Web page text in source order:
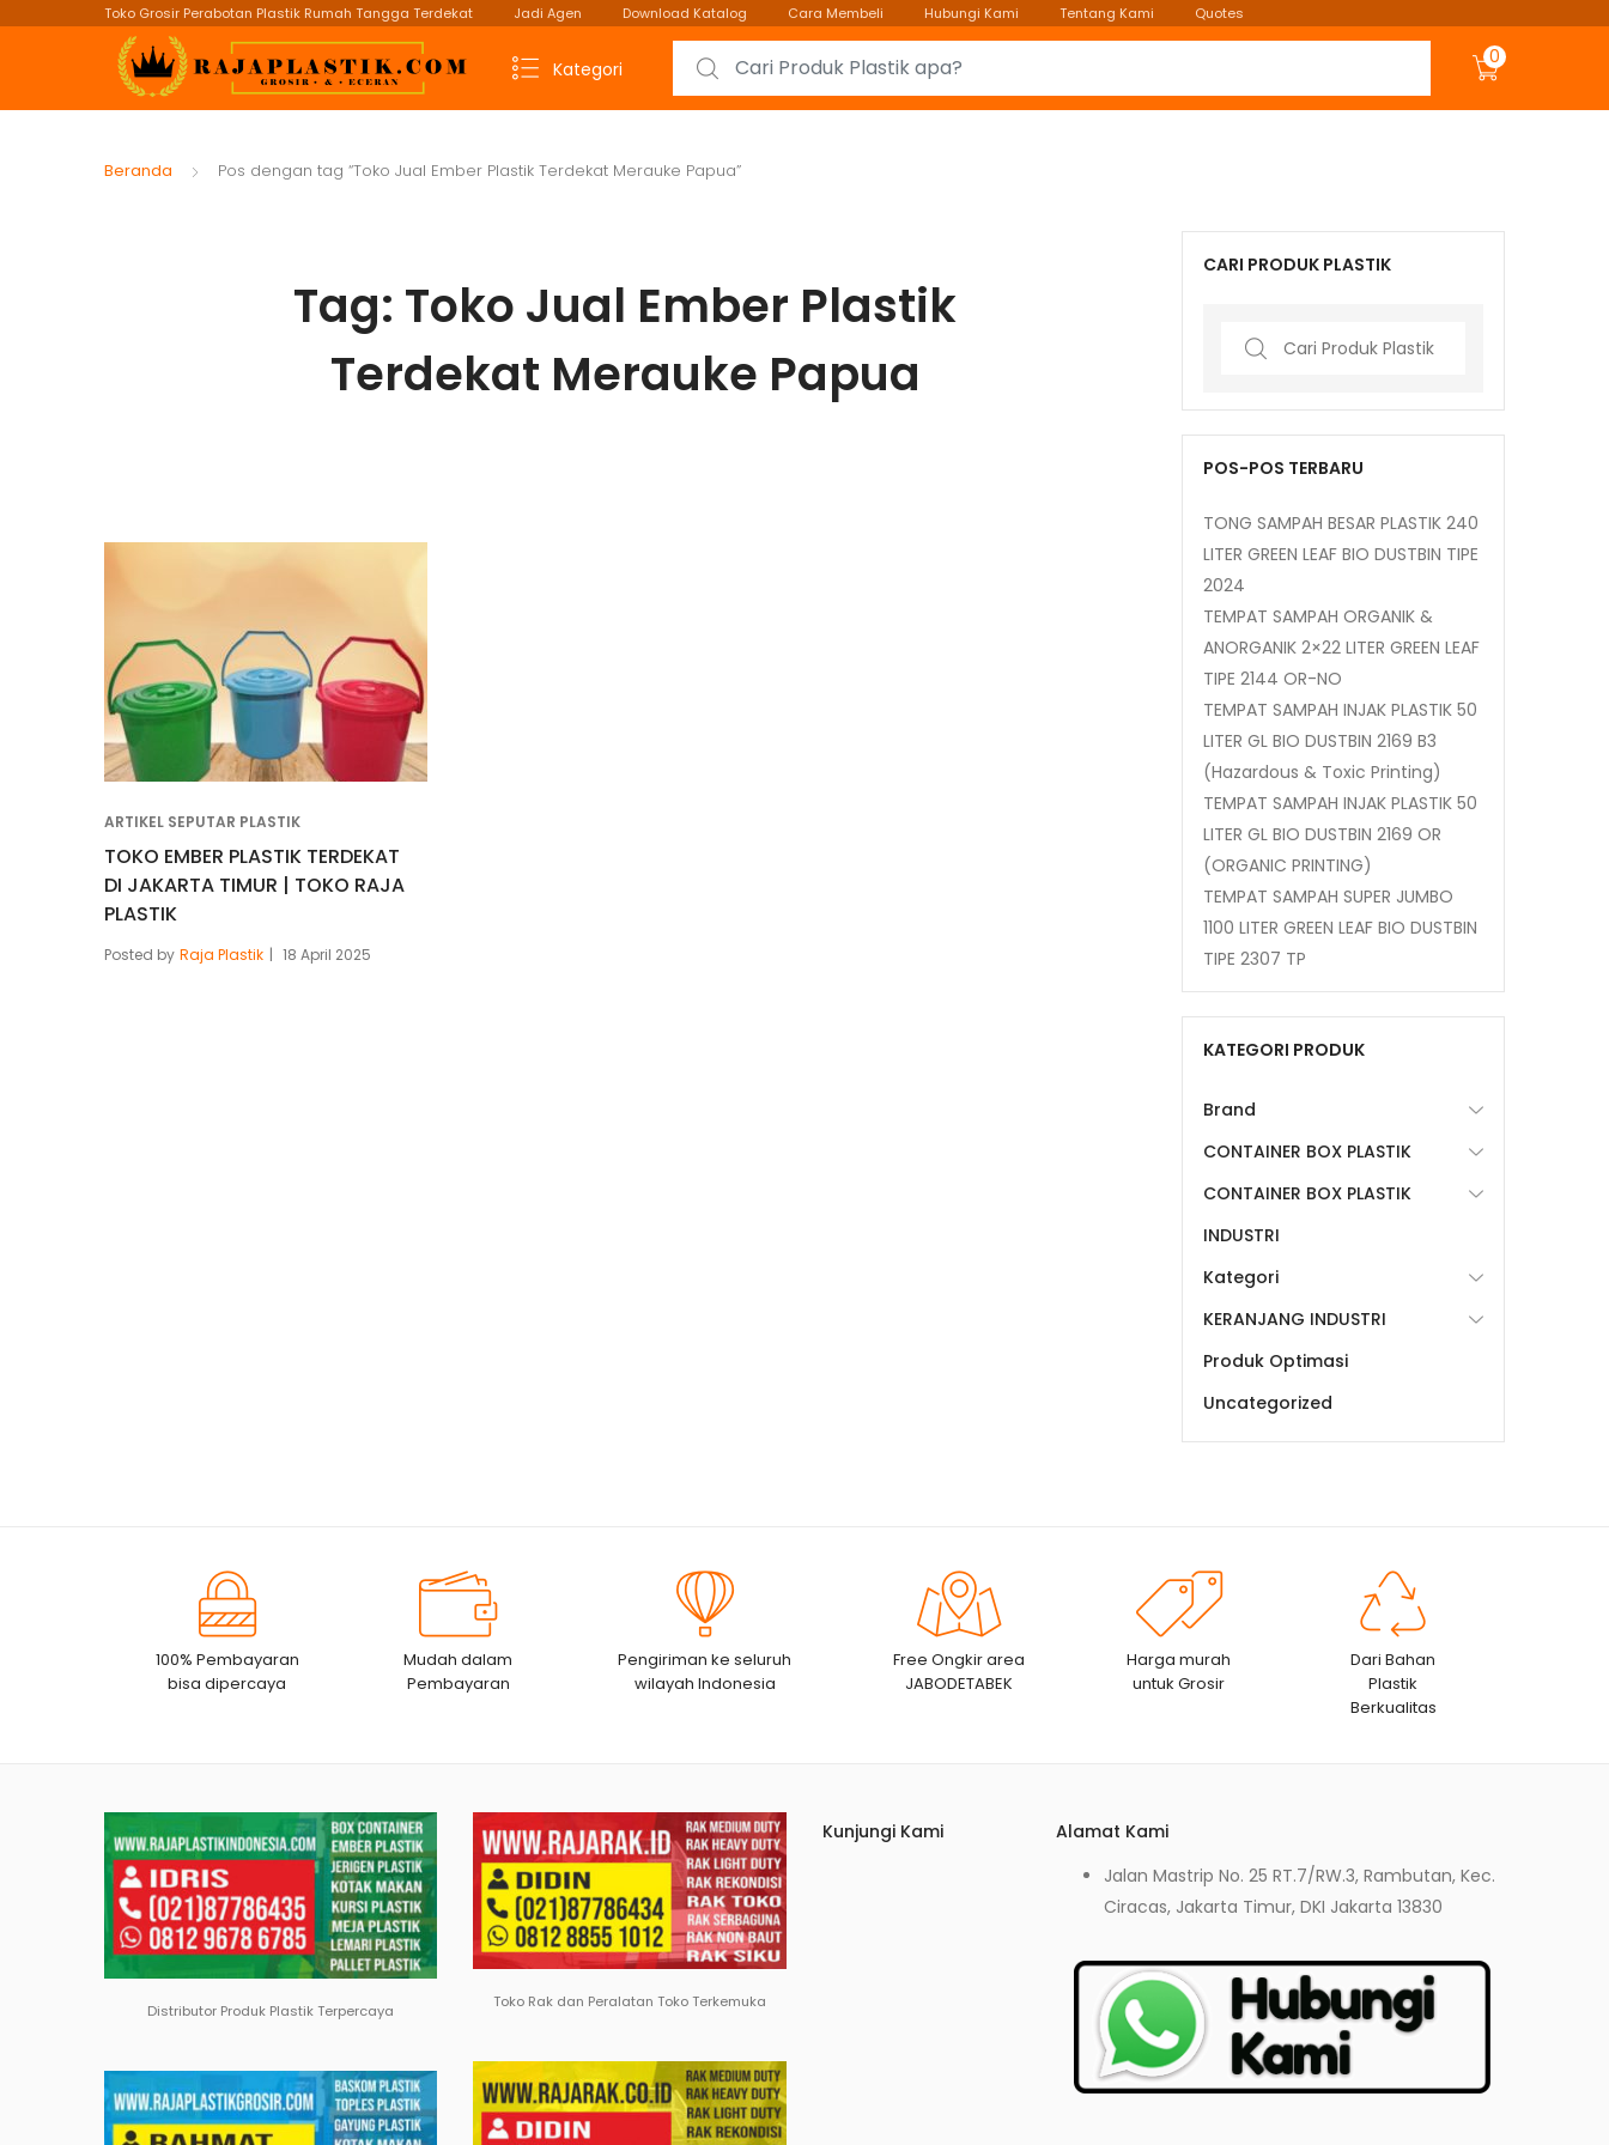
Toko Grosir Perabotan Plastik Rumah Tangga Terdekat Jadi Agen Download Katalog Cara Membeli Hubungi Kami Tentang Kami Quotes
Kategori
Search for: 0
Beranda Pos dengan tag “Toko Jual Ember Plastik Terdekat Merauke Papua”
Tag: Toko Jual Ember Plastik
Terdekat Merauke Papua
ARTIKEL SEPUTAR PLASTIK
TOKO EMBER PLASTIK TERDEKAT
DI JAKARTA TIMUR | TOKO RAJA
PLASTIK
Posted by Raja Plastik 18 April 2025
CARI PRODUK PLASTIK
Search
POS-POS TERBARU
TONG SAMPAH BESAR PLASTIK 240
LITER GREEN LEAF BIO DUSTBIN TIPE
2024
TEMPAT SAMPAH ORGANIK &
ANORGANIK 2×22 LITER GREEN LEAF
TIPE 2144 OR-NO
TEMPAT SAMPAH INJAK PLASTIK 50
LITER GL BIO DUSTBIN 2169 B3
(Hazardous & Toxic Printing)
TEMPAT SAMPAH INJAK PLASTIK 50
LITER GL BIO DUSTBIN 2169 OR
(ORGANIC PRINTING)
TEMPAT SAMPAH SUPER JUMBO
1100 LITER GREEN LEAF BIO DUSTBIN
TIPE 2307 TP
KATEGORI PRODUK
Brand
CONTAINER BOX PLASTIK
CONTAINER BOX PLASTIK
INDUSTRI
Kategori
KERANJANG INDUSTRI
Produk Optimasi
Uncategorized
100% Pembayaran
bisa dipercaya
Mudah dalam
Pembayaran
Pengiriman ke seluruh
wilayah Indonesia
Free Ongkir area
JABODETABEK
Harga murah
untuk Grosir
Dari Bahan
Plastik
Berkualitas
Distributor Produk Plastik Terpercaya Toko Rak dan Peralatan Toko Terkemuka
Kunjungi Kami
Alamat Kami
Jalan Mastrip No. 25 RT.7/RW.3, Rambutan, Kec.
Ciracas, Jakarta Timur, DKI Jakarta 13830